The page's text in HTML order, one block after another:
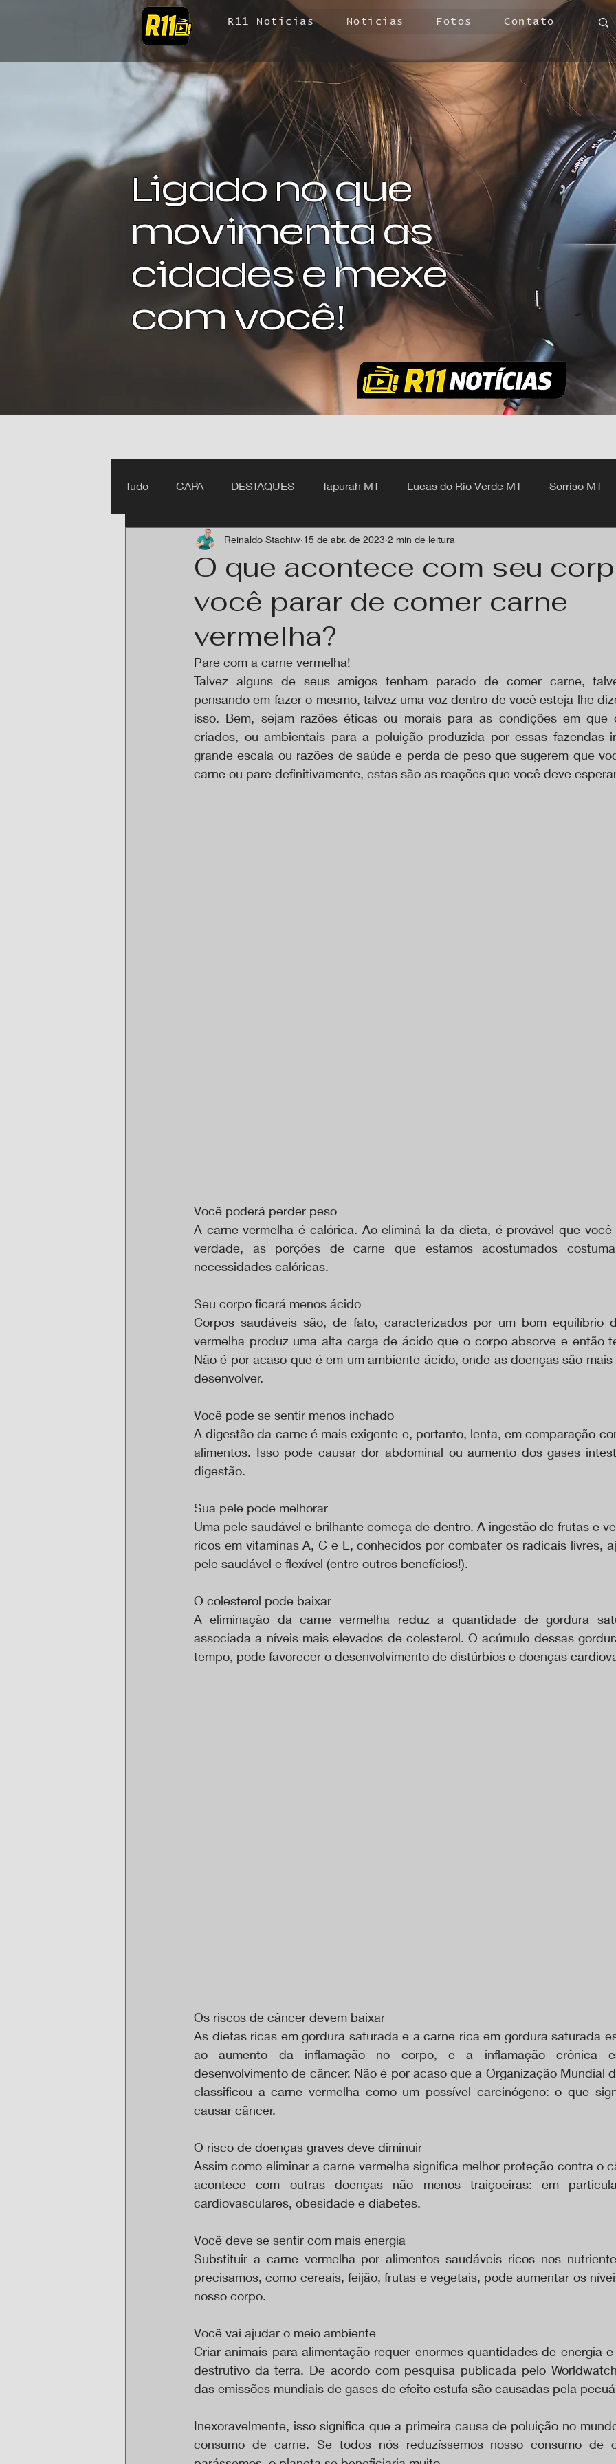
R11 Noticias Notícias Fotos Contato
Ligado no que
movimenta as
cidades e mexe
com você!
Tudo CAPA DESTAQUES Tapurah MT Lucas do Rio Verde MT Sorriso MT
Ipiranga do Norte MT Itanhangá MT
O que acontece com seu
você parar de comer carne
vermelha?
Reinaldo Stachiw 15 de abr. de 2023 2 min de leitura
Pare com a carne vermelha!
Talvez alguns de seus amigos tenham parado de comer carne,
pensando em fazer o mesmo, talvez uma voz dentro de você esteja lhe
isso. Bem, sejam razões éticas ou morais para as condições em que
criados, ou ambientais para a poluição produzida por essas fazendas
grande escala ou razões de saúde e perda de peso que sugerem que
carne ou pare definitivamente, estas são as reações que você deve
Você poderá perder peso
A carne vermelha é calórica. Ao eliminá-la da dieta, é provável que
verdade, as porções de carne que estamos acostumados
necessidades calóricas.
Seu corpo ficará menos ácido
Corpos saudáveis são, de fato, caracterizados por um bom equilíbrio
vermelha produz uma alta carga de ácido que o corpo absorve e então
Não é por acaso que é em um ambiente ácido, onde as doenças são
desenvolver.
Você pode se sentir menos inchado
A digestão da carne é mais exigente e, portanto, lenta, em comparação
alimentos. Isso pode causar dor abdominal ou aumento dos gases
digestão.
Sua pele pode melhorar
Uma pele saudável e brilhante começa de dentro. A ingestão de frutas e
ricos em vitaminas A, C e E, conhecidos por combater os radicais livres,
pele saudável e flexível (entre outros benefícios!).
O colesterol pode baixar
A eliminação da carne vermelha reduz a quantidade de gordura
associada a níveis mais elevados de colesterol. O acúmulo dessas
tempo, pode favorecer o desenvolvimento de distúrbios e doenças
Os riscos de câncer devem baixar
As dietas ricas em gordura saturada e a carne rica em gordura saturada
ao aumento da inflamação no corpo, e a inflamação crônica
desenvolvimento de câncer. Não é por acaso que a Organização Mundial
classificou a carne vermelha como um possível carcinógeno: o que
causar câncer.
O risco de doenças graves deve diminuir
Assim como eliminar a carne vermelha significa melhor proteção contra o
acontece com outras doenças não menos traiçoeiras: em
cardiovasculares, obesidade e diabetes.
Você deve se sentir com mais energia
Substituir a carne vermelha por alimentos saudáveis ricos nos
precisamos, como cereais, feijão, frutas e vegetais, pode aumentar os
nosso corpo.
Você vai ajudar o meio ambiente
Criar animais para alimentação requer enormes quantidades de energia
destrutivo da terra. De acordo com pesquisa publicada pelo
das emissões mundiais de gases de efeito estufa são causadas pela
Inexoravelmente, isso significa que a primeira causa de poluição no
consumo de carne. Se todos nós reduzíssemos nosso consumo de